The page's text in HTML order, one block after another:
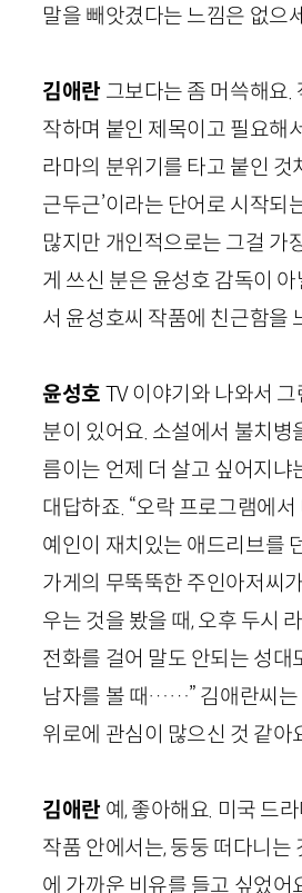
말을 빼앗겼다는 느낌은 없으
김애란 그보다는 좀 머쓱해요.
작하며 붙인 제목이고 필요해
라마의 분위기를 타고 붙인 것
근두근’이라는 단어로 시작되
많지만 개인적으로는 그걸 가
게 쓰신 분은 윤성호 감독이
서 윤성호씨 작품에 친근함을
윤성호 TV이야기와 나와서 그
분이 있어요. 소설에서 불치병
름이는 언제 더 살고 싶어지냐
대답하죠. “오락 프로그램에서
예인이 재치있는 애드리브를
가게의 무뚝뚝한 주인아저씨
우는 것을 봤을 때, 오후 두시
전화를 걸어 말도 안되는 성대
남자를 볼 때……” 김애란씨는
위로에 관심이 많으신 것 같아
김애란 예, 좋아해요. 미국 드
작품 안에서는, 둥둥 떠다니는
에 가까운 비유를 들고 싶었어